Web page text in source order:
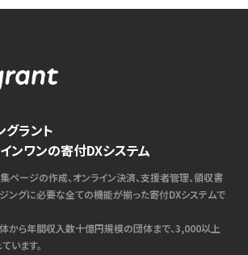
ラント
ンワンの寄付DXシステム
ページの作成、オンライン決済、支援者管理、領収書
ジングに必要な全ての機能が揃った寄付DXシステムで
から年間収入数十億円規模の団体まで、3,000以上
います。